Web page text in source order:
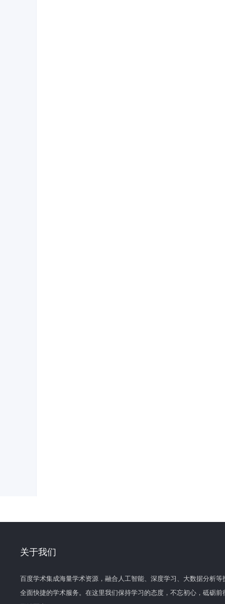
关于我们
百度学术集成海量学术资源，融合人工智能、深度学习、大数据分析
全面快捷的学术服务。在这里我们保持学习的态度，不忘初心，砥砺前